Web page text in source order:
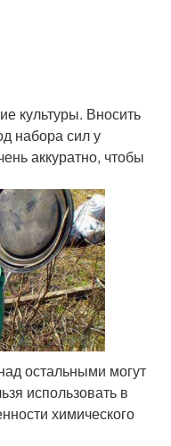
культуры. Вносить
набора сил у
аккуратно, чтобы
остальными могут
использовать в
химического